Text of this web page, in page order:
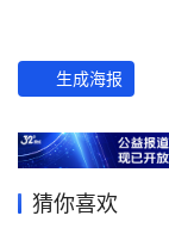
产
经
据
研
生成海报
猜你喜欢